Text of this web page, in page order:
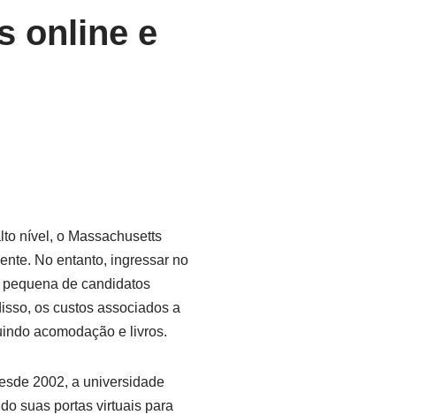
online e
nível, o Massachusetts
No entanto, ingressar no
de candidatos
os custos associados a
acomodação e livros.
2002, a universidade
suas portas virtuais para